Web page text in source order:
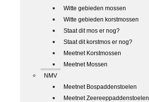
Witte gebieden mossen
Witte gebieden korstmossen
Staat dit mos er nog?
Staat dit korstmos er nog?
Meetnet Korstmossen
Meetnet Mossen
NMV
Meetnet Bospaddenstoelen
Meetnet Zeereeppaddenstoelen